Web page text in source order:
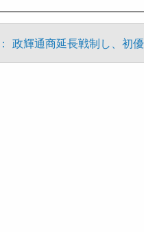
政輝通商延長戦制し、初優